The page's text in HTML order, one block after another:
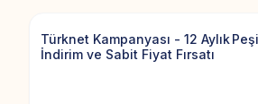
Türknet Kampanyası - 12 Aylık
İndirim ve Sabit Fiyat Fırsatı